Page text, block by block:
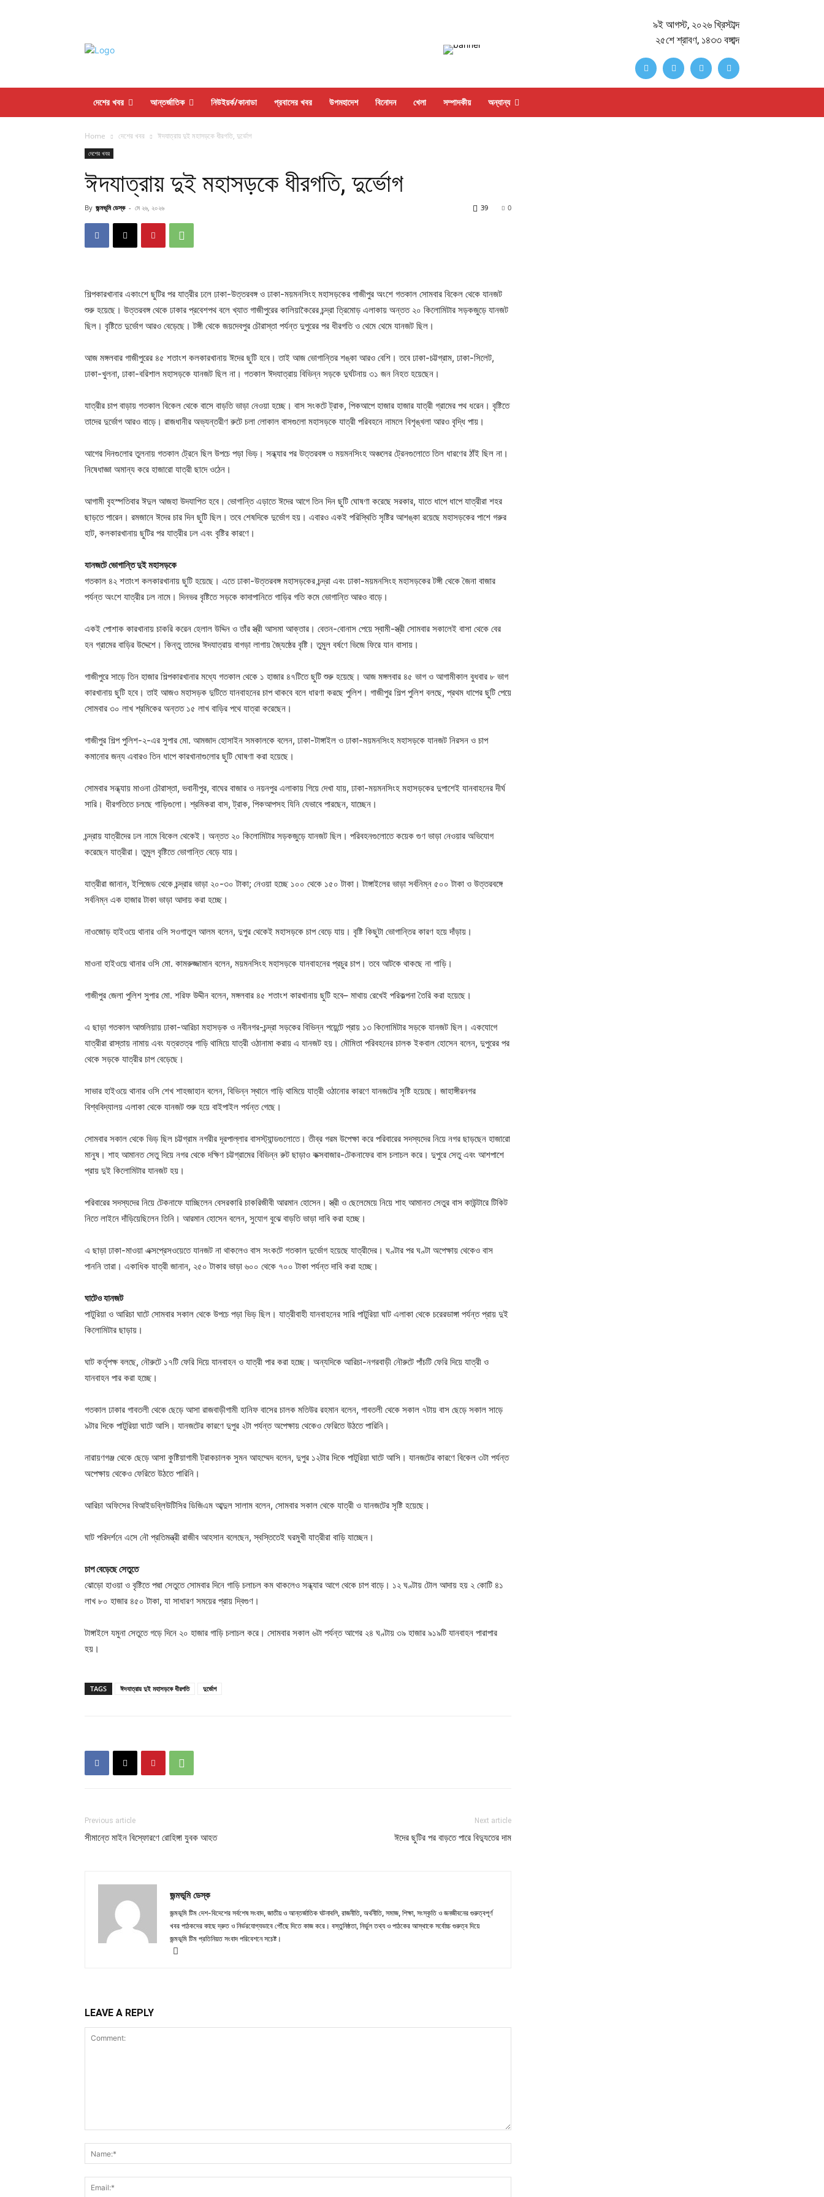
৯ই আগস্ট, ২০২৬ খ্রিস্টাব্দ
২৫শে শ্রাবণ, ১৪৩৩ বঙ্গাব্দ
দেশের খবর আন্তর্জাতিক নিউইয়র্ক/কানাডা প্রবাসের খবর উপমহাদেশ বিনোদন খেলা সম্পাদকীয় অন্যান্য
Home দেশের খবর ঈদযাত্রায় দুই মহাসড়কে ধীরগতি, দুর্ভোগ
দেশের খবর
ঈদযাত্রায় দুই মহাসড়কে ধীরগতি, দুর্ভোগ
By জন্মভূমি ডেস্ক - মে ২৬, ২০২৬ 0
39
শিল্পকারখানার একাংশে ছুটির পর যাত্রীর ঢলে ঢাকা-উত্তরবঙ্গ ও ঢাকা-ময়মনসিংহ মহাসড়কের গাজীপুর অংশে গতকাল সোমবার বিকেল থেকে যানজট
শুরু হয়েছে। উত্তরবঙ্গ থেকে ঢাকার প্রবেশপথ বলে খ্যাত গাজীপুরের কালিয়াকৈরের চন্দ্রা ত্রিমোড় এলাকায় অন্তত ২০ কিলোমিটার সড়কজুড়ে যানজট
ছিল। বৃষ্টিতে দুর্ভোগ আরও বেড়েছে। টঙ্গী থেকে জয়দেবপুর চৌরাস্তা পর্যন্ত দুপুরের পর ধীরগতি ও থেমে থেমে যানজট ছিল।
আজ মঙ্গলবার গাজীপুরের ৪৫ শতাংশ কলকারখানায় ঈদের ছুটি হবে। তাই আজ ভোগান্তির শঙ্কা আরও বেশি। তবে ঢাকা-চট্টগ্রাম, ঢাকা-সিলেট,
ঢাকা-খুলনা, ঢাকা-বরিশাল মহাসড়কে যানজট ছিল না। গতকাল ঈদযাত্রায় বিভিন্ন সড়কে দুর্ঘটনায় ৩১ জন নিহত হয়েছেন।
যাত্রীর চাপ বাড়ায় গতকাল বিকেল থেকে বাসে বাড়তি ভাড়া নেওয়া হচ্ছে। বাস সংকটে ট্রাক, পিকআপে হাজার হাজার যাত্রী গ্রামের পথ ধরেন। বৃষ্টিতে
তাদের দুর্ভোগ আরও বাড়ে। রাজধানীর অভ্যন্তরীণ রুটে চলা লোকাল বাসগুলো মহাসড়কে যাত্রী পরিবহনে নামলে বিশৃঙ্খলা আরও বৃদ্ধি পায়।
আগের দিনগুলোর তুলনায় গতকাল ট্রেনে ছিল উপচে পড়া ভিড়। সন্ধ্যার পর উত্তরবঙ্গ ও ময়মনসিংহ অঞ্চলের ট্রেনগুলোতে তিল ধারণের ঠাঁই ছিল না।
নিষেধাজ্ঞা অমান্য করে হাজারো যাত্রী ছাদে ওঠেন।
আগামী বৃহস্পতিবার ঈদুল আজহা উদযাপিত হবে। ভোগান্তি এড়াতে ঈদের আগে তিন দিন ছুটি ঘোষণা করেছে সরকার, যাতে ধাপে ধাপে যাত্রীরা শহর
ছাড়তে পারেন। রমজানে ঈদের চার দিন ছুটি ছিল। তবে শেষদিকে দুর্ভোগ হয়। এবারও একই পরিস্থিতি সৃষ্টির আশঙ্কা রয়েছে মহাসড়কের পাশে গরুর
হাট, কলকারখানায় ছুটির পর যাত্রীর ঢল এবং বৃষ্টির কারণে।
যানজটে ভোগান্তি দুই মহাসড়কে
গতকাল ৪২ শতাংশ কলকারখানায় ছুটি হয়েছে। এতে ঢাকা-উত্তরবঙ্গ মহাসড়কের চন্দ্রা এবং ঢাকা-ময়মনসিংহ মহাসড়কের টঙ্গী থেকে জৈনা বাজার
পর্যন্ত অংশে যাত্রীর ঢল নামে। দিনভর বৃষ্টিতে সড়কে কাদাপানিতে গাড়ির গতি কমে ভোগান্তি আরও বাড়ে।
একই পোশাক কারখানায় চাকরি করেন হেলাল উদ্দিন ও তাঁর স্ত্রী আসমা আক্তার। বেতন-বোনাস পেয়ে স্বামী-স্ত্রী সোমবার সকালেই বাসা থেকে বের
হন গ্রামের বাড়ির উদ্দেশে। কিন্তু তাদের ঈদযাত্রায় বাগড়া লাগায় জ্যৈষ্ঠের বৃষ্টি। তুমুল বর্ষণে ভিজে ফিরে যান বাসায়।
গাজীপুরে সাড়ে তিন হাজার শিল্পকারখানার মধ্যে গতকাল থেকে ১ হাজার ৪৭টিতে ছুটি শুরু হয়েছে। আজ মঙ্গলবার ৪৫ ভাগ ও আগামীকাল বুধবার ৮ ভাগ
কারখানায় ছুটি হবে। তাই আজও মহাসড়ক দুটিতে যানবাহনের চাপ থাকবে বলে ধারণা করছে পুলিশ। গাজীপুর শিল্প পুলিশ বলছে, প্রথম ধাপের ছুটি পেয়ে
সোমবার ৩০ লাখ শ্রমিকের অন্তত ১৫ লাখ বাড়ির পথে যাত্রা করেছেন।
গাজীপুর শিল্প পুলিশ-২-এর সুপার মো. আমজাদ হোসাইন সমকালকে বলেন, ঢাকা-টাঙ্গাইল ও ঢাকা-ময়মনসিংহ মহাসড়কে যানজট নিরসন ও চাপ
কমানোর জন্য এবারও তিন ধাপে কারখানাগুলোর ছুটি ঘোষণা করা হয়েছে।
সোমবার সন্ধ্যায় মাওনা চৌরাস্তা, ভবানীপুর, বাঘের বাজার ও নয়নপুর এলাকায় গিয়ে দেখা যায়, ঢাকা-ময়মনসিংহ মহাসড়কের দুপাশেই যানবাহনের দীর্ঘ
সারি। ধীরগতিতে চলছে গাড়িগুলো। শ্রমিকরা বাস, ট্রাক, পিকআপসহ যিনি যেভাবে পারছেন, যাচ্ছেন।
চন্দ্রায় যাত্রীদের ঢল নামে বিকেল থেকেই। অন্তত ২০ কিলোমিটার সড়কজুড়ে যানজট ছিল। পরিবহনগুলোতে কয়েক গুণ ভাড়া নেওয়ার অভিযোগ
করেছেন যাত্রীরা। তুমুল বৃষ্টিতে ভোগান্তি বেড়ে যায়।
যাত্রীরা জানান, ইপিজেড থেকে চন্দ্রার ভাড়া ২০-৩০ টাকা; নেওয়া হচ্ছে ১০০ থেকে ১৫০ টাকা। টাঙ্গাইলের ভাড়া সর্বনিম্ন ৫০০ টাকা ও উত্তরবঙ্গে
সর্বনিম্ন এক হাজার টাকা ভাড়া আদায় করা হচ্ছে।
নাওজোড় হাইওয়ে থানার ওসি সওগাতুল আলম বলেন, দুপুর থেকেই মহাসড়কে চাপ বেড়ে যায়। বৃষ্টি কিছুটা ভোগান্তির কারণ হয়ে দাঁড়ায়।
মাওনা হাইওয়ে থানার ওসি মো. কামরুজ্জামান বলেন, ময়মনসিংহ মহাসড়কে যানবাহনের প্রচুর চাপ। তবে আটকে থাকছে না গাড়ি।
গাজীপুর জেলা পুলিশ সুপার মো. শরিফ উদ্দীন বলেন, মঙ্গলবার ৪৫ শতাংশ কারখানায় ছুটি হবে– মাথায় রেখেই পরিকল্পনা তৈরি করা হয়েছে।
এ ছাড়া গতকাল আশুলিয়ায় ঢাকা-আরিচা মহাসড়ক ও নবীনগর-চন্দ্রা সড়কের বিভিন্ন পয়েন্টে প্রায় ১৩ কিলোমিটার সড়কে যানজট ছিল। একযোগে
যাত্রীরা রাস্তায় নামায় এবং যত্রতত্র গাড়ি থামিয়ে যাত্রী ওঠানামা করায় এ যানজট হয়। মৌমিতা পরিবহনের চালক ইকবাল হোসেন বলেন, দুপুরের পর
থেকে সড়কে যাত্রীর চাপ বেড়েছে।
সাভার হাইওয়ে থানার ওসি শেখ শাহজাহান বলেন, বিভিন্ন স্থানে গাড়ি থামিয়ে যাত্রী ওঠানোর কারণে যানজটের সৃষ্টি হয়েছে। জাহাঙ্গীরনগর
বিশ্ববিদ্যালয় এলাকা থেকে যানজট শুরু হয়ে বাইপাইল পর্যন্ত গেছে।
সোমবার সকাল থেকে ভিড় ছিল চট্টগ্রাম নগরীর দূরপাল্লার বাসস্ট্যান্ডগুলোতে। তীব্র গরম উপেক্ষা করে পরিবারের সদস্যদের নিয়ে নগর ছাড়ছেন হাজারো
মানুষ। শাহ আমানত সেতু দিয়ে নগর থেকে দক্ষিণ চট্টগ্রামের বিভিন্ন রুট ছাড়াও কক্সবাজার-টেকনাফের বাস চলাচল করে। দুপুরে সেতু এবং আশপাশে
প্রায় দুই কিলোমিটার যানজট হয়।
পরিবারের সদস্যদের নিয়ে টেকনাফে যাচ্ছিলেন বেসরকারি চাকরিজীবী আরমান হোসেন। স্ত্রী ও ছেলেমেয়ে নিয়ে শাহ আমানত সেতুর বাস কাউন্টারে টিকিট
নিতে লাইনে দাঁড়িয়েছিলেন তিনি। আরমান হোসেন বলেন, সুযোগ বুঝে বাড়তি ভাড়া দাবি করা হচ্ছে।
এ ছাড়া ঢাকা-মাওয়া এক্সপ্রেসওয়েতে যানজট না থাকলেও বাস সংকটে গতকাল দুর্ভোগ হয়েছে যাত্রীদের। ঘণ্টার পর ঘণ্টা অপেক্ষায় থেকেও বাস
পাননি তারা। একাধিক যাত্রী জানান, ২৫০ টাকার ভাড়া ৬০০ থেকে ৭০০ টাকা পর্যন্ত দাবি করা হচ্ছে।
ঘাটেও যানজট
পাটুরিয়া ও আরিচা ঘাটে সোমবার সকাল থেকে উপচে পড়া ভিড় ছিল। যাত্রীবাহী যানবাহনের সারি পাটুরিয়া ঘাট এলাকা থেকে চরেরডাঙ্গা পর্যন্ত প্রায় দুই
কিলোমিটার ছাড়ায়।
ঘাট কর্তৃপক্ষ বলছে, নৌরুটে ১৭টি ফেরি দিয়ে যানবাহন ও যাত্রী পার করা হচ্ছে। অন্যদিকে আরিচা-নগরবাড়ী নৌরুটে পাঁচটি ফেরি দিয়ে যাত্রী ও
যানবাহন পার করা হচ্ছে।
গতকাল ঢাকার গাবতলী থেকে ছেড়ে আসা রাজবাড়ীগামী হানিফ বাসের চালক মতিউর রহমান বলেন, গাবতলী থেকে সকাল ৭টায় বাস ছেড়ে সকাল সাড়ে
৯টার দিকে পাটুরিয়া ঘাটে আসি। যানজটের কারণে দুপুর ২টা পর্যন্ত অপেক্ষায় থেকেও ফেরিতে উঠতে পারিনি।
নারায়ণগঞ্জ থেকে ছেড়ে আসা কুষ্টিয়াগামী ট্রাকচালক সুমন আহম্মেদ বলেন, দুপুর ১২টার দিকে পাটুরিয়া ঘাটে আসি। যানজটের কারণে বিকেল ৩টা পর্যন্ত
অপেক্ষায় থেকেও ফেরিতে উঠতে পারিনি।
আরিচা অফিসের বিআইডব্লিউটিসির ডিজিএম আব্দুল সালাম বলেন, সোমবার সকাল থেকে যাত্রী ও যানজটের সৃষ্টি হয়েছে।
ঘাট পরিদর্শনে এসে নৌ প্রতিমন্ত্রী রাজীব আহসান বলেছেন, স্বস্তিতেই ঘরমুখী যাত্রীরা বাড়ি যাচ্ছেন।
চাপ বেড়েছে সেতুতে
ঝোড়ো হাওয়া ও বৃষ্টিতে পদ্মা সেতুতে সোমবার দিনে গাড়ি চলাচল কম থাকলেও সন্ধ্যার আগে থেকে চাপ বাড়ে। ১২ ঘণ্টায় টোল আদায় হয় ২ কোটি ৪১
লাখ ৮০ হাজার ৪৫০ টাকা, যা সাধারণ সময়ের প্রায় দ্বিগুণ।
টাঙ্গাইলে যমুনা সেতুতে গড়ে দিনে ২০ হাজার গাড়ি চলাচল করে। সোমবার সকাল ৬টা পর্যন্ত আগের ২৪ ঘণ্টায় ৩৯ হাজার ৯১৯টি যানবাহন পারাপার
হয়।
TAGS ঈদযাত্রায় দুই মহাসড়কে ধীরগতি দুর্ভোগ
Previous article
সীমান্তে মাইন বিস্ফোরণে রোহিঙ্গা যুবক আহত
Next article
ঈদের ছুটির পর বাড়তে পারে বিদ্যুতের দাম
জন্মভূমি ডেস্ক
জন্মভূমি টিম দেশ-বিদেশের সর্বশেষ সংবাদ, জাতীয় ও আন্তর্জাতিক ঘটনাবলি, রাজনীতি, অর্থনীতি, সমাজ, শিক্ষা, সংস্কৃতি ও জনজীবনের গুরুত্বপূর্ণ
খবর পাঠকদের কাছে দ্রুত ও নির্ভরযোগ্যভাবে পৌঁছে দিতে কাজ করে। বস্তুনিষ্ঠতা, নির্ভুল তথ্য ও পাঠকের আস্থাকে সর্বোচ্চ গুরুত্ব দিয়ে
জন্মভূমি টিম প্রতিনিয়ত সংবাদ পরিবেশনে সচেষ্ট।
LEAVE A REPLY